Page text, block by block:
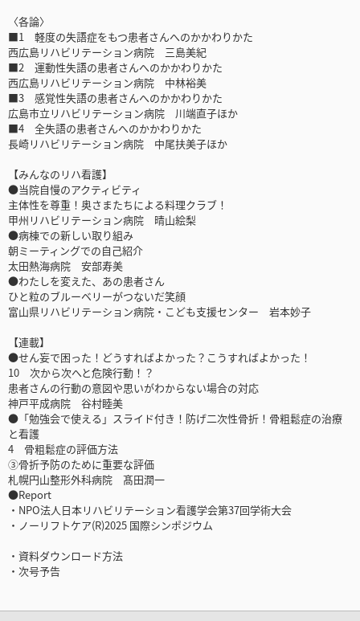
〈各論〉
■1 軽度の失語症をもつ患者さんへのかかわりかた
西広島リハビリテーション病院 三島美紀
■2 運動性失語の患者さんへのかかわりかた
西広島リハビリテーション病院 中林裕美
■3 感覚性失語の患者さんへのかかわりかた
広島市立リハビリテーション病院 川端直子ほか
■4 全失語の患者さんへのかかわりかた
長崎リハビリテーション病院 中尾扶美子ほか
【みんなのリハ看護】
●当院自慢のアクティビティ
主体性を尊重！奥さまたちによる料理クラブ！
甲州リハビリテーション病院 晴山絵梨
●病棟での新しい取り組み
朝ミーティングでの自己紹介
太田熱海病院 安部寿美
●わたしを変えた、あの患者さん
ひと粒のブルーベリーがつないだ笑顔
富山県リハビリテーション病院・こども支援センター 岩本妙子
【連載】
●せん妄で困った！どうすればよかった？こうすればよかった！
10 次から次へと危険行動！？
患者さんの行動の意図や思いがわからない場合の対応
神戸平成病院 谷村睦美
●「勉強会で使える」スライド付き！防げ二次性骨折！骨粗鬆症の治療
と看護
4 骨粗鬆症の評価方法
③骨折予防のために重要な評価
札幌円山整形外科病院 髙田潤一
●Report
・NPO法人日本リハビリテーション看護学会第37回学術大会
・ノーリフトケア(R)2025 国際シンポジウム
・資料ダウンロード方法
・次号予告